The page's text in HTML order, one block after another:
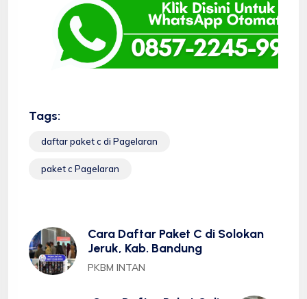
Tags:
daftar paket c di Pagelaran
paket c Pagelaran
Cara Daftar Paket C di Solokan
Jeruk, Kab. Bandung
PKBM INTAN